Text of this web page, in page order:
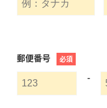
郵便番号 必須
-